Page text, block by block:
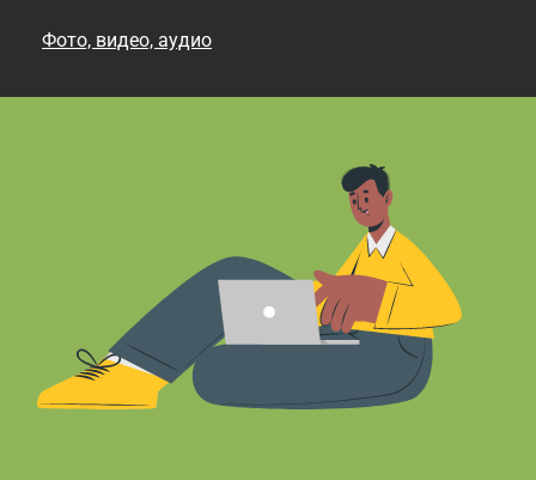
Фото, видео, аудио